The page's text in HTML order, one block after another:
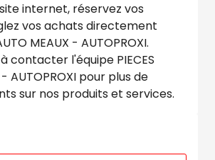
internet, réservez vos
vos achats directement
MEAUX - AUTOPROXI.
contacter l'équipe PIECES
- AUTOPROXI pour plus de
sur nos produits et services.